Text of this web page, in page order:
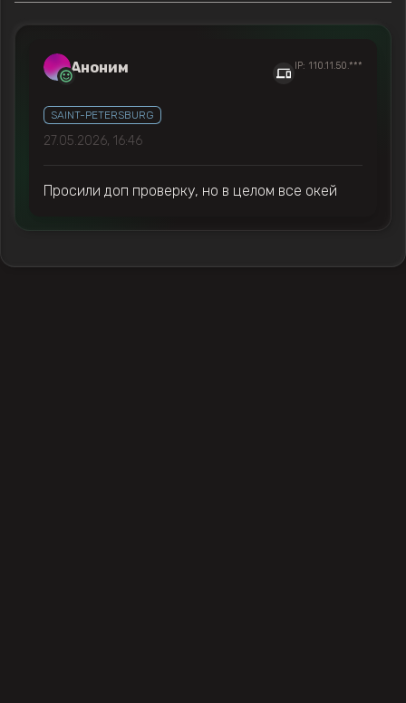
Аноним IP: 110.11.50.***
SAINT-PETERSBURG
27.05.2026, 16:46
Просили доп проверку, но в целом все окей